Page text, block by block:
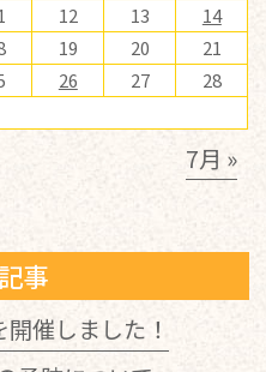
12 13
14
19 20
21
26 27
28
7月 »
事
催しました！